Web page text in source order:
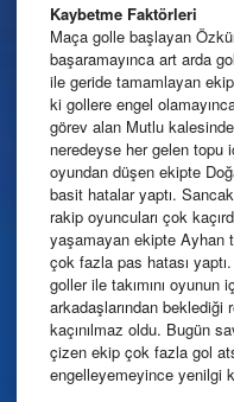
Kaybetme Faktörleri
Maça golle başlayan
başaramayınca art arda
ile geride tamamlayan
ki gollere engel
görev alan Mutlu
neredeyse her gelen topu
oyundan düşen ekipte
basit hatalar yaptı.
rakip oyuncuları çok
yaşamayan ekipte Ayhan
çok fazla pas hatası yaptı.
goller ile takımını oyunun
arkadaşlarından beklediği
kaçınılmaz oldu. Bugün
çizen ekip çok fazla gol
engelleyemeyince yenilgi